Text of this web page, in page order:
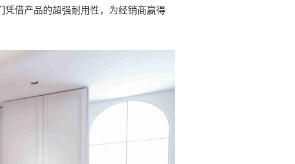
凭借产品的超强耐用性，为经销商赢得